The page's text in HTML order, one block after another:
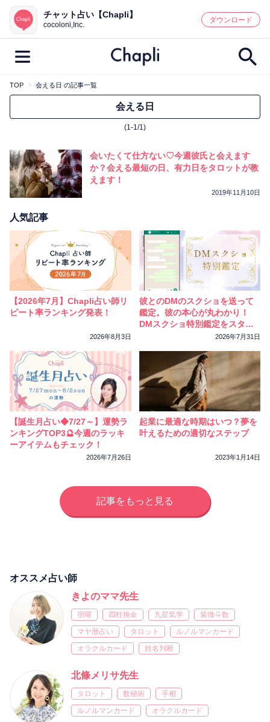
鑑定記事・占い師検索
最新記事一覧
カテゴリー別
鑑定 占い師
彼の気持ち
今週の運勢 彼氏 片思い
相性 復縁
チャット占い【Chapli】
cocoloni,Inc.
ダウンロード
TOP 会える日 の記事一覧
会える日
(1-1/1)
会いたくて仕方ない♡今週彼氏と会えます
か？会える最短の日、有力日をタロットが教
えます！
2019年11月10日
人気記事
【2026年7月】Chapli占い師リ
ピート率ランキング発表！
2026年8月3日
彼とのDMのスクショを送って
鑑定。彼の本心が丸わかり！
DMスクショ特別鑑定をスター
2026年7月31日
【誕生月占い◆7/27～】運勢ラ
ンキングTOP3🔮今週のラッキ
ーアイテムもチェック！
2026年7月26日
起業に最適な時期はいつ？夢を
叶えるための適切なステップ
2023年1月14日
記事をもっと見る
オススメ占い師
きよのママ先生
宿曜 四柱推命 九星気学
紫微斗数
マヤ暦占い
タロット
ルノルマンカード
オラクルカード
姓名判断
北條メリサ先生
タロット 数秘術
手相
ルノルマンカード
オラクルカード